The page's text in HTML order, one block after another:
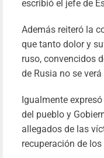
escribió el jefe de
Además reiteró la
que tanto dolor y
ruso, convencidos
de Rusia no se
Igualmente
del pueblo y
allegados de las
recuperación de los